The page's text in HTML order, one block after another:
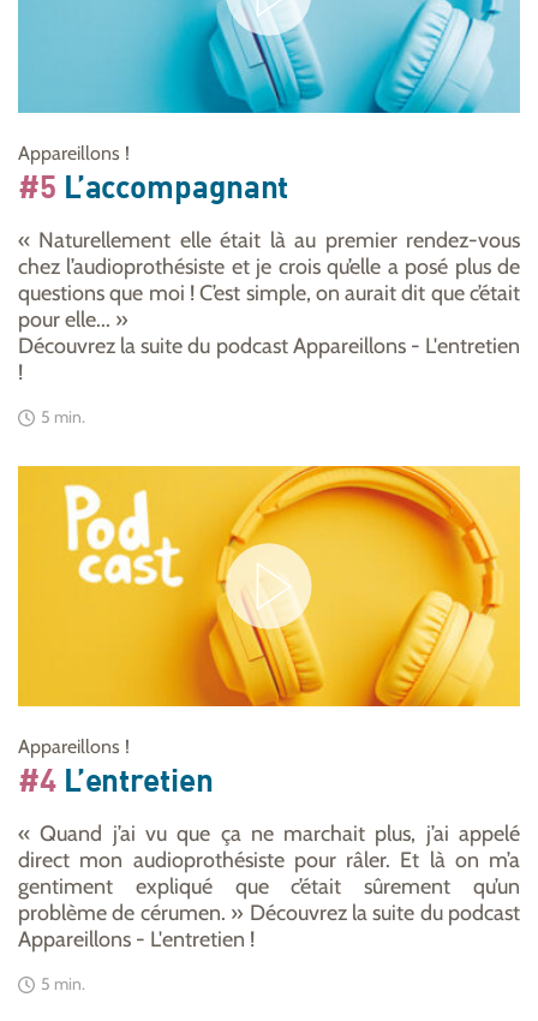
Appareillons !
#5 L’accompagnant
« Naturellement elle était là au premier rendez-vous
chez l’audioprothésiste et je crois qu’elle a posé plus de
questions que moi ! C’est simple, on aurait dit que c’était
pour elle... »
Découvrez la suite du podcast Appareillons - L'entretien
!
5 min.
Appareillons !
#4L’entretien
« Quand j’ai vu que ça ne marchait plus, j’ai appelé
direct mon audioprothésiste pour râler. Et là on m’a
gentiment expliqué que c’était sûrement qu’un
problème de cérumen. » Découvrez la suite du podcast
Appareillons - L'entretien !
5 min.